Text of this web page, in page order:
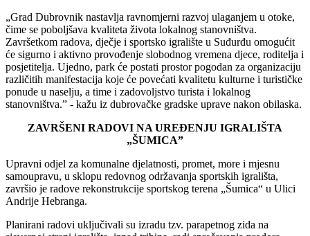
„Grad Dubrovnik nastavlja ravnomjerni razvoj ulaganjem u otoke,
čime se poboljšava kvaliteta života lokalnog stanovništva.
Završetkom radova, dječje i sportsko igralište u Suđurđu omogućit
će sigurno i aktivno provođenje slobodnog vremena djece, roditelja i
posjetitelja. Ujedno, park će postati prostor pogodan za organizaciju
različitih manifestacija koje će povećati kvalitetu kulturne i turističke
ponude u naselju, a time i zadovoljstvo turista i lokalnog
stanovništva.” - kažu iz dubrovačke gradske uprave nakon obilaska.
ZAVRŠENI RADOVI NA UREĐENJU IGRALIŠTA
„ŠUMICA”
Upravni odjel za komunalne djelatnosti, promet, more i mjesnu
samoupravu, u sklopu redovnog održavanja sportskih igrališta,
završio je radove rekonstrukcije sportskog terena „Šumica“ u Ulici
Andrije Hebranga.
Planirani radovi uključivali su izradu tzv. parapetnog zida na